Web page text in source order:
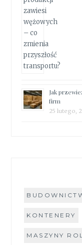
Jak
firm
25 lutego,
KONTENERY
MASZYNY